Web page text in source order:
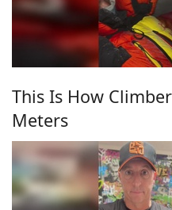
This Is How
Meters